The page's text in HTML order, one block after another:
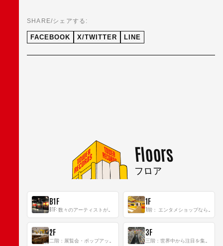
SHARE/シェアする:
FACEBOOK X/TWITTER LINE
Floors
フロア
B1F 1F
2F 3F